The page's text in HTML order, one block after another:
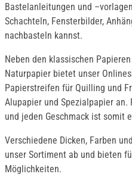
Bastelanleitungen und
Schachteln, Fensterbilder,
nachbasteln kannst.
Neben den klassischen
Naturpapier bietet unser
Papierstreifen für Quilling und
Alupapier und Spezialpapier
und jeden Geschmack ist somit
Verschiedene Dicken, Farben
unser Sortiment ab und bieten
Möglichkeiten.